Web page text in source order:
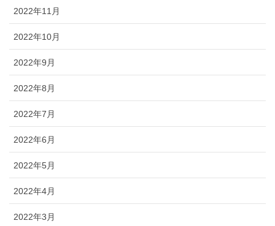
2022年11月
2022年10月
2022年9月
2022年8月
2022年7月
2022年6月
2022年5月
2022年4月
2022年3月